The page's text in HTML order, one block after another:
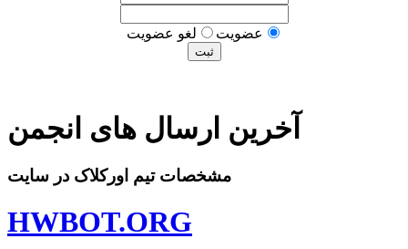
عضويت لغو عضويت
آخرین ارسال های انجمن
مشخصات تیم اورکلاک در سایت
HWBOT.ORG